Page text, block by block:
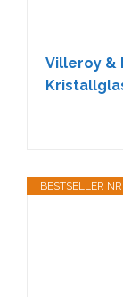
Villeroy &
BESTSELLER